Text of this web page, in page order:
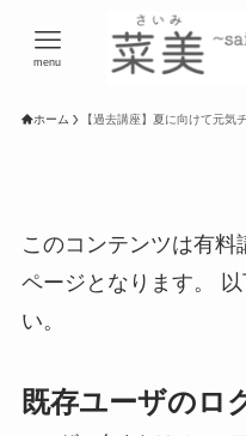
menu
ホーム 【過去講座】夏に向けて元
このコンテンツは有料
ページとなります。
い。
既存ユーザのロ